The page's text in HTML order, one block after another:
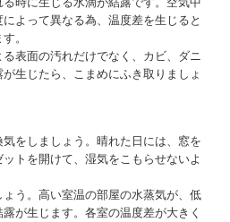
よって異なる為、温度差を生じると
。
表面の汚れだけでなく、カビ、ダニ
生じたら、こまめにふき取りましょ
をしましょう。晴れた日には、窓を
トを開けて、湿気をこもらせないよ
う。高い室温の部屋の水蒸気が、低
が生じます。各室の温度差が大きく